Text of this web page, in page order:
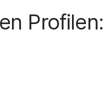
Profilen: